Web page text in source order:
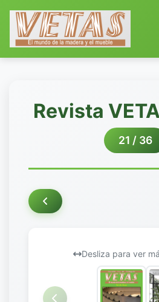
Revista
21 / 36
Desliza para ver